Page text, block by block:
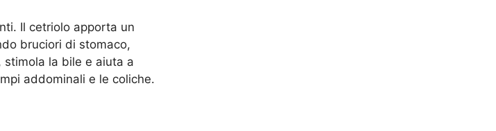
Il cetriolo apporta un
bruciori di stomaco,
la bile e aiuta a
addominali e le coliche.